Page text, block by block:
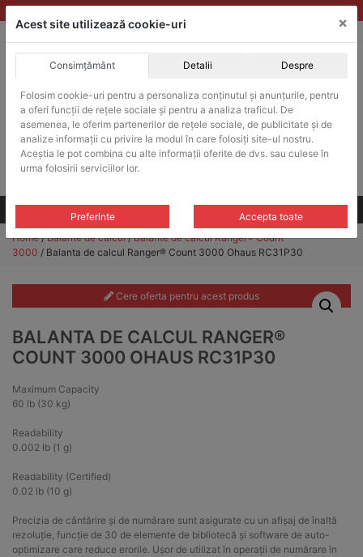
Skip
to
ACHIZITII PUBLICE
Produsele pot fi achizitionate si in sistemul SEAP / SICAP
Products
search
CAUTARE
Toate produsele
Home/Balante de calcul/Balante de calcul Ranger® Count
3000 / Balanta de calcul Ranger® Count 3000 Ohaus RC31P30
Cere oferta pentru acest produs
BALANTA DE CALCUL RANGER®
COUNT 3000 OHAUS RC31P30
Maximum Capacity
60 lb (30 kg)
Readability
0.002 lb (1 g)
Readability (Certified)
0.02 lb (10 g)
Precizia de cântărire și de numărare sunt asigurate cu un afișaj de înaltă
rezoluție, funcție de 30 de elemente de bibliotecă și software de auto-
optimizare care reduce erorile. Ușor de utilizat în operații de numărare în
Acest site utilizează cookie-uri ×
Consimțământ Detalii Despre
Folosim cookie-uri pentru a personaliza conținutul și anunțurile, pentru
a oferi funcții de rețele sociale și pentru a analiza traficul. De
asemenea, le oferim partenerilor de rețele sociale, de publicitate și de
analize informații cu privire la modul în care folosiți site-ul nostru.
Aceștia le pot combina cu alte informații oferite de dvs. sau culese în
urma folosirii serviciilor lor.
Preferinte Accepta toate